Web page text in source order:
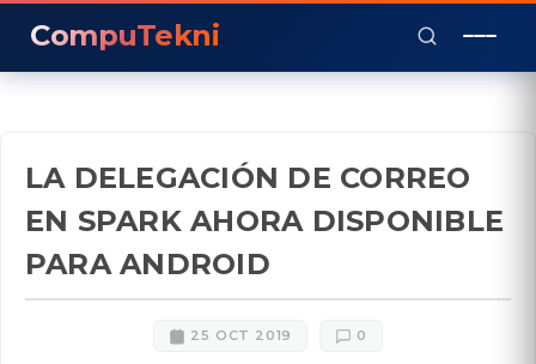
CompuTekni
LA DELEGACIÓN DE CORREO
EN SPARK AHORA DISPONIBLE
PARA ANDROID
25 OCT 2019 0